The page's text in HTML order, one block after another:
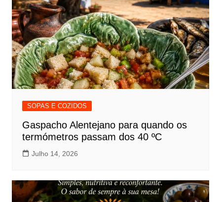
SOPAS E COZIDOS
Gaspacho Alentejano para quando os
termómetros passam dos 40 ºC
Julho 14, 2026